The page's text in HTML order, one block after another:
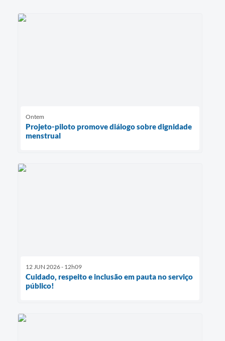
Ontem
Projeto-piloto promove diálogo sobre dignidade
menstrual
12 JUN 2026 - 12h09
Cuidado, respeito e inclusão em pauta no serviço
público!